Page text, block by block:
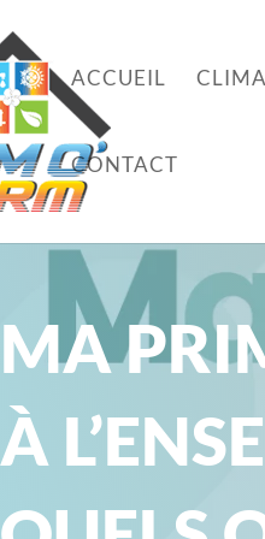
ACCUEIL
CONTACT
MA
À